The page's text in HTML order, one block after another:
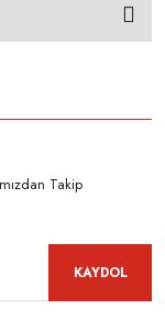
Takip
KAYDOL